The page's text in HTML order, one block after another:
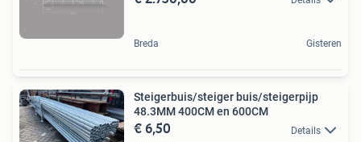
Breda Gisteren
Steigerbuis/steiger buis/steigerpijp
48.3MM 400CM en 600CM
€ 6,50 Details